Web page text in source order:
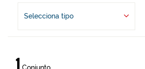
Selecciona tipo
1